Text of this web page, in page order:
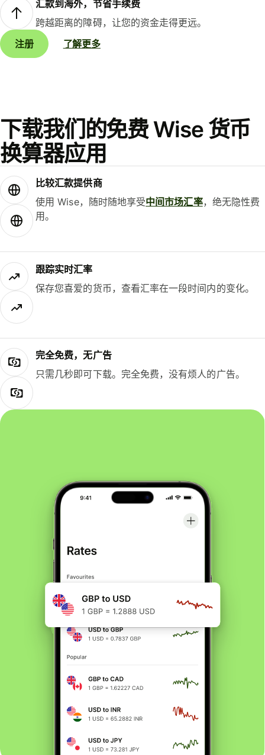
汇款到海外，节省手续费
跨越距离的障碍，让您的资金走得更远。
注册
了解更多
下载我们的免费 Wise 货币
换算器应用
比较汇款提供商
使用 Wise，随时随地享受中间市场汇率，绝无隐性费
用。
跟踪实时汇率
保存您喜爱的货币，查看汇率在一段时间内的变化。
完全免费，无广告
只需几秒即可下载。完全免费，没有烦人的广告。